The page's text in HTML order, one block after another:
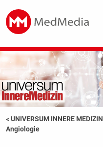
« UNIVERSUM INNERE MEDIZIN
Angiologie